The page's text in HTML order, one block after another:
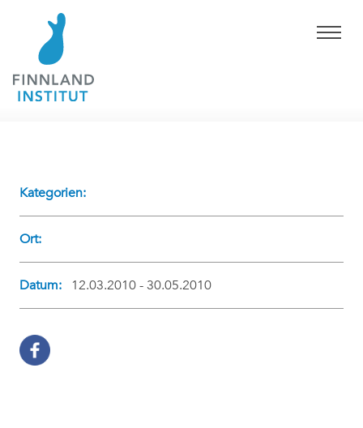
Kategorien:
Ort:
Datum: 12.03.2010 - 30.05.2010